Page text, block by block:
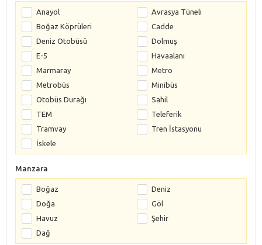
Anayol
Avrasya Tüneli
Boğaz Köprüleri
Cadde
Deniz Otobüsü
Dolmuş
E-5
Havaalanı
Marmaray
Metro
Metrobüs
Minibüs
Otobüs Durağı
Sahil
TEM
Teleferik
Tramvay
Tren İstasyonu
İskele
Manzara
Boğaz
Deniz
Doğa
Göl
Havuz
Şehir
Dağ